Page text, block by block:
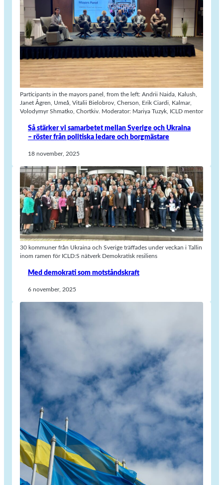
Participants in the mayors panel, from the left: Andrii Naida, Kalush,
Janet Ågren, Umeå, Vitalii Bielobrov, Cherson, Erik Ciardi, Kalmar,
Volodymyr Shmatko, Chortkiv. Moderator: Mariya Tuzyk, ICLD mentor
Så stärker vi samarbetet mellan Sverige och Ukraina
– röster från politiska ledare och borgmästare
18 november, 2025
30 kommuner från Ukraina och Sverige träffades under veckan i Tallin
inom ramen för ICLD:S nätverk Demokratisk resiliens
Med demokrati som motståndskraft
6 november, 2025